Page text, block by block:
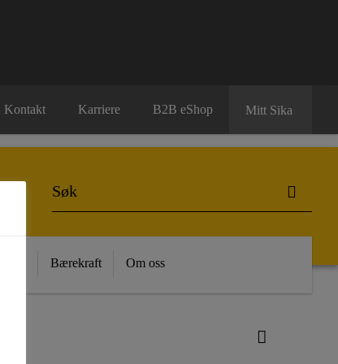
Kontakt Karriere B2B eShop Mitt Sika
Bærekraft Om oss